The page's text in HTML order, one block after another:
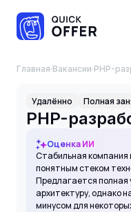
Главная·Вакансии· PHP-
Удалённо Полная
PHP-
Оценка ИИ
Стабильная компания
понятным стеком
Предлагается полная
архитектуру, однако
минусом для